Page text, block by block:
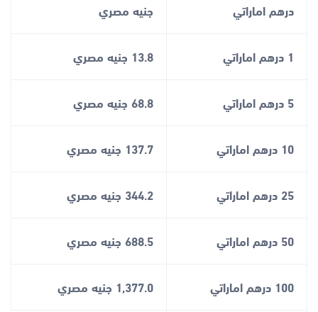
درهم اماراتي جنيه مصري
1 درهم اماراتي 13.8 جنيه مصري
5 درهم اماراتي 68.8 جنيه مصري
10 درهم اماراتي 137.7 جنيه مصري
25 درهم اماراتي 344.2 جنيه مصري
50 درهم اماراتي 688.5 جنيه مصري
100 درهم اماراتي 1,377.0 جنيه مصري